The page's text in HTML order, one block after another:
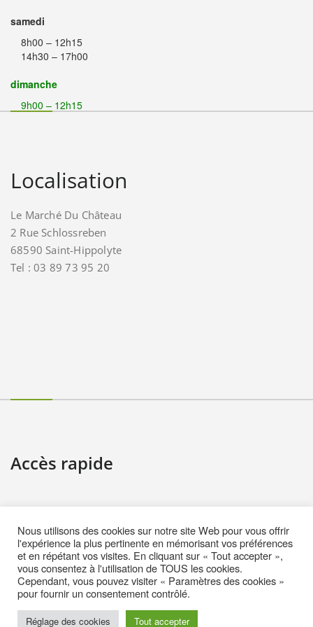
samedi
8h00 – 12h15
14h30 – 17h00
dimanche
9h00 – 12h15
Localisation
Le Marché Du Château
2 Rue Schlossreben
68590 Saint-Hippolyte
Tel : 03 89 73 95 20
Accès rapide
Informations pratiques
Mentions Légales
Politique de cookies (EU)
Nous utilisons des cookies sur notre site Web pour vous offrir
l'expérience la plus pertinente en mémorisant vos préférences
et en répétant vos visites. En cliquant sur « Tout accepter »,
vous consentez à l'utilisation de TOUS les cookies.
Cependant, vous pouvez visiter « Paramètres des cookies »
pour fournir un consentement contrôlé.
Réglage des cookies Tout accepter